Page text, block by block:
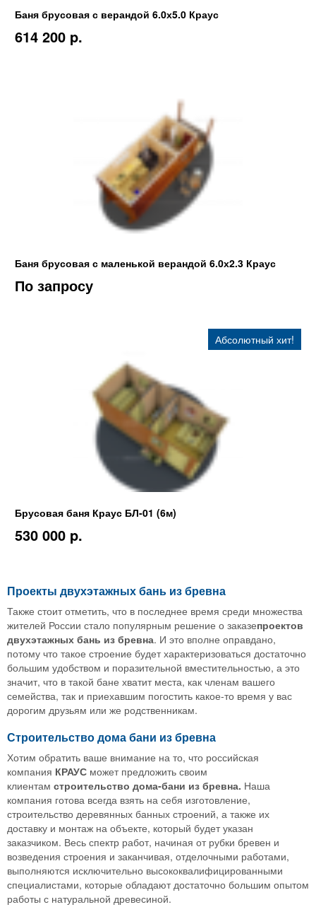
Баня брусовая с верандой 6.0х5.0 Краус
614 200 p.
Баня брусовая с маленькой верандой 6.0х2.3 Краус
По запросу
Абсолютный хит!
Брусовая баня Краус БЛ-01 (6м)
530 000 p.
Проекты двухэтажных бань из бревна
Также стоит отметить, что в последнее время среди множества
жителей России стало популярным решение о заказепроектов
двухэтажных бань из бревна. И это вполне оправдано,
потому что такое строение будет характеризоваться достаточно
большим удобством и поразительной вместительностью, а это
значит, что в такой бане хватит места, как членам вашего
семейства, так и приехавшим погостить какое-то время у вас
дорогим друзьям или же родственникам.
Строительство дома бани из бревна
Хотим обратить ваше внимание на то, что российская
компания КРАУС может предложить своим
клиентам строительство дома-бани из бревна. Наша
компания готова всегда взять на себя изготовление,
строительство деревянных банных строений, а также их
доставку и монтаж на объекте, который будет указан
заказчиком. Весь спектр работ, начиная от рубки бревен и
возведения строения и заканчивая, отделочными работами,
выполняются исключительно высококвалифицированными
специалистами, которые обладают достаточно большим опытом
работы с натуральной древесиной.